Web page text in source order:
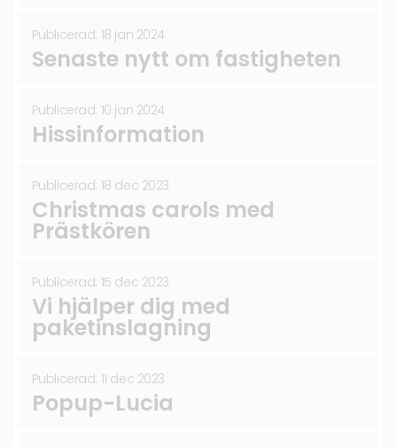
Publicerad: 18 jan 2024
Senaste nytt om fastigheten
Publicerad: 10 jan 2024
Hissinformation
Publicerad: 18 dec 2023
Christmas carols med
Prästkören
Publicerad: 15 dec 2023
Vi hjälper dig med
paketinslagning
Publicerad: 11 dec 2023
Popup-Lucia